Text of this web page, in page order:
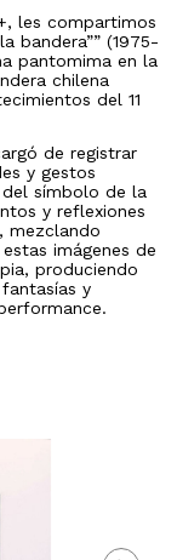
les compartimos
bandera”” (1975-
pantomima en la
chilena
del 11
de registrar
y gestos
del símbolo de la
y reflexiones
mezclando
imágenes de
produciendo
y